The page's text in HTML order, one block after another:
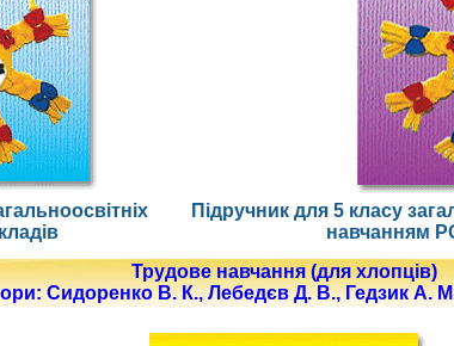
Підручник для 5 класу
навчанням
Трудове навчання (для хлопців)
Сидоренко В. К., Лебедєв Д. В., Гедзик А.